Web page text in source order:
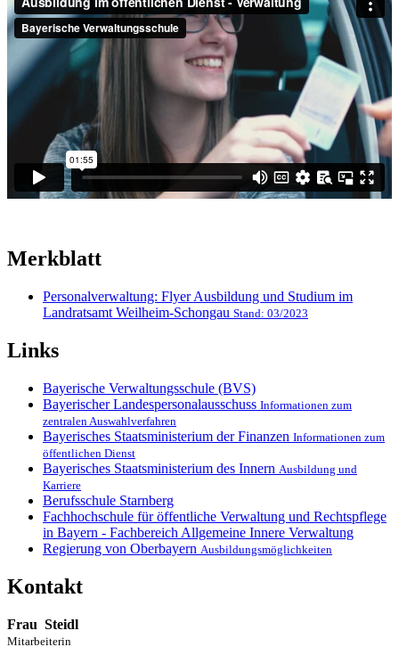
Merkblatt
Personalverwaltung: Flyer Ausbildung und Studium im
Landratsamt Weilheim-Schongau Stand: 03/2023
Links
Bayerische Verwaltungsschule (BVS)
Bayerischer Landespersonalausschuss Informationen zum
zentralen Auswahlverfahren
Bayerisches Staatsministerium der Finanzen Informationen zum
öffentlichen Dienst
Bayerisches Staatsministerium des Innern Ausbildung und
Karriere
Berufsschule Starnberg
Fachhochschule für öffentliche Verwaltung und Rechtspflege
in Bayern - Fachbereich Allgemeine Innere Verwaltung
Regierung von Oberbayern Ausbildungsmöglichkeiten
Kontakt
Frau Steidl
Mitarbeiterin